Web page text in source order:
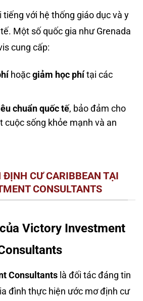
tiếng với hệ thống giáo dục và y
Một số quốc gia như Grenada
cung cấp:
hoặcgiảm học phítại các
chuẩn quốc tế, bảo đảm cho
cuộc sống khỏe mạnh và an
ĐỊNH CƯ CARIBBEAN TẠI
CONSULTANTS
Victory Investment
Consultantslà đối tác đáng tin
đình thực hiện ước mơ định cư